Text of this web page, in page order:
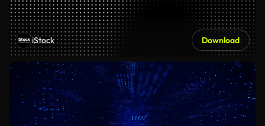
iStock Download